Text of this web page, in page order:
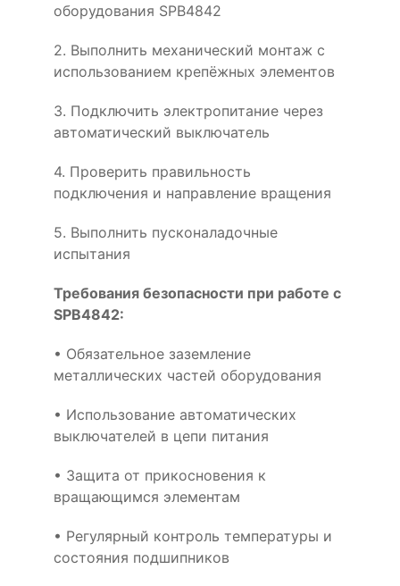
оборудования SPB4842
2. Выполнить механический монтаж с
использованием крепёжных элементов
3. Подключить электропитание через
автоматический выключатель
4. Проверить правильность
подключения и направление вращения
5. Выполнить пусконаладочные
испытания
Требования безопасности при работе с
SPB4842:
• Обязательное заземление
металлических частей оборудования
• Использование автоматических
выключателей в цепи питания
• Защита от прикосновения к
вращающимся элементам
• Регулярный контроль температуры и
состояния подшипников